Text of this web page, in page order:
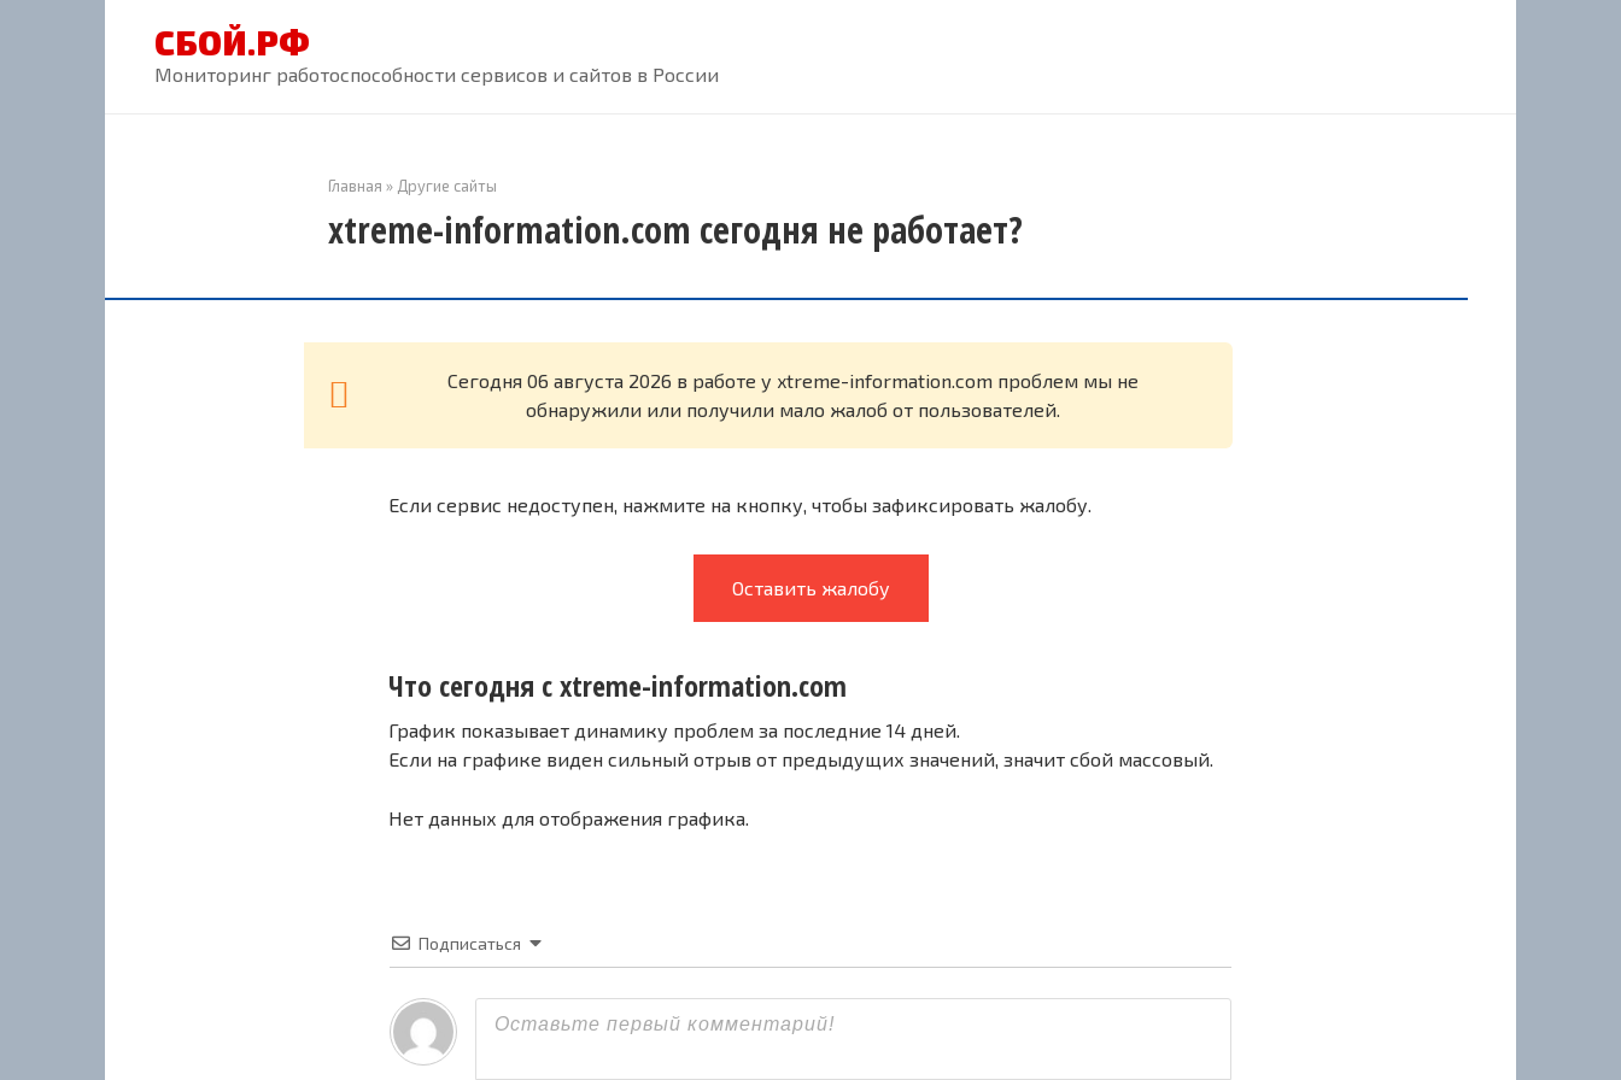
СБОЙ.РФ
Мониторинг работоспособности сервисов и сайтов в России
Главная » Другие сайты
xtreme-information.com сегодня не работает?
Cегодня 06 августа 2026 в работе у xtreme-information.com проблем мы не
обнаружили или получили мало жалоб от пользователей.
Если сервис недоступен, нажмите на кнопку, чтобы зафиксировать жалобу.
Оставить жалобу
Что сегодня с xtreme-information.com
График показывает динамику проблем за последние 14 дней.
Если на графике виден сильный отрыв от предыдущих значений, значит сбой массовый.
Нет данных для отображения графика.
Подписаться